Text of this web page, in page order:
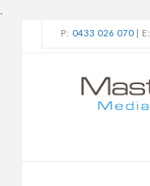
.
P: 0433 026 070| E: